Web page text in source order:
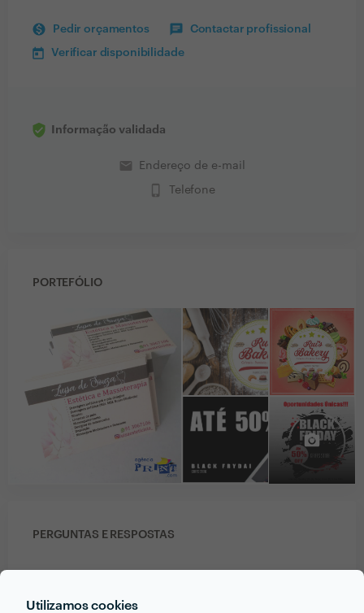
Utilizamos cookies
Pedir orçamentos Contactar profissional
Verificar disponibilidade
Informação validada
email Endereço de e-mail
phone_iphone Telefone
PORTEFÓLIO
PERGUNTAS E RESPOSTAS
sua actividade?